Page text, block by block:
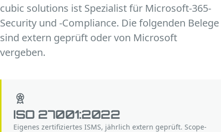
cubic solutions ist Spezialist für Microsoft-365-
Security und -Compliance. Die folgenden Belege
sind extern geprüft oder von Microsoft
vergeben.
ISO 27001:2022
Eigenes zertifiziertes ISMS, jährlich extern geprüft. Scope-